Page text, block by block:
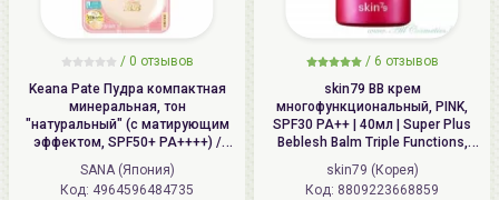
/ 0 отзывов
Keana Pate Пудра компактная
минеральная, тон
"натуральный" (с матирующим
эффектом, SPF50+ PA++++) /
SANA PORE PUTTY BB Mineral
Powder
SANA (Япония)
Код: 4964596484735
/ 6 отзывов
skin79 ВВ крем
многофункциональный, PINK,
SPF30 PA++ | 40мл | Super Plus
Beblesh Balm Triple Functions,
PINK BB Cream, SPF30 PA++
skin79 (Корея)
Код: 8809223668859